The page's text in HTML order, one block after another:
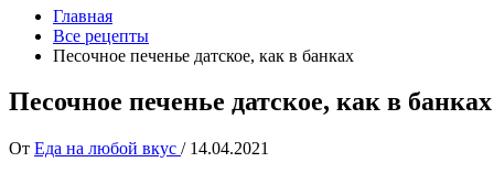
Главная
Все рецепты
Песочное печенье датское, как в банках
Песочное печенье датское, как в банках
От Еда на любой вкус / 14.04.2021